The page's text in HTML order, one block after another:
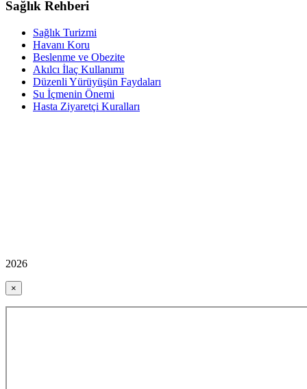
Sağlık Rehberi
Sağlık Turizmi
Havanı Koru
Beslenme ve Obezite
Akılcı İlaç Kullanımı
Düzenli Yürüyüşün Faydaları
Su İçmenin Önemi
Hasta Ziyaretçi Kuralları
2026
×